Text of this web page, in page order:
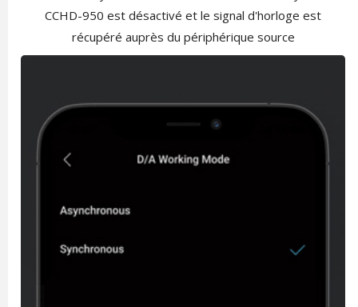
CCHD-950 est désactivé et le signal d'horloge est
récupéré auprès du périphérique source